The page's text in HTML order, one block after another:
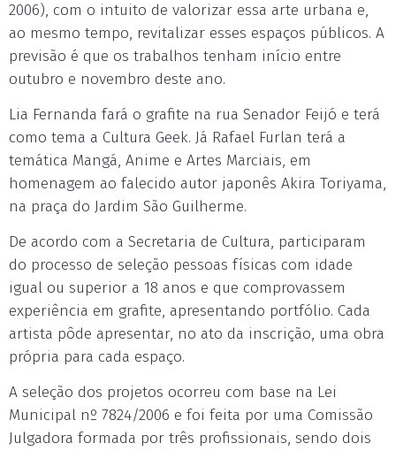
2006), com o intuito de valorizar essa arte urbana e,
ao mesmo tempo, revitalizar esses espaços públicos. A
previsão é que os trabalhos tenham início entre
outubro e novembro deste ano.
Lia Fernanda fará o grafite na rua Senador Feijó e terá
como tema a Cultura Geek. Já Rafael Furlan terá a
temática Mangá, Anime e Artes Marciais, em
homenagem ao falecido autor japonês Akira Toriyama,
na praça do Jardim São Guilherme.
De acordo com a Secretaria de Cultura, participaram
do processo de seleção pessoas físicas com idade
igual ou superior a 18 anos e que comprovassem
experiência em grafite, apresentando portfólio. Cada
artista pôde apresentar, no ato da inscrição, uma obra
própria para cada espaço.
A seleção dos projetos ocorreu com base na Lei
Municipal nº 7824/2006 e foi feita por uma Comissão
Julgadora formada por três profissionais, sendo dois